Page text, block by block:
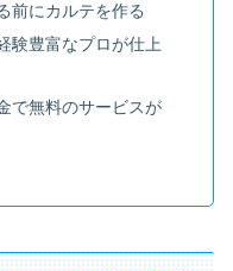
前にカルテを作る
験豊富なプロが仕上
で無料のサービスが